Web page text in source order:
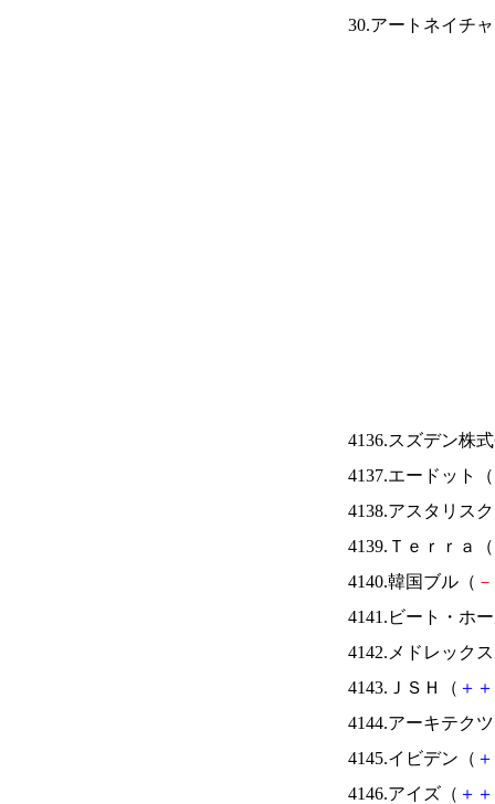
30.アートネイチ
4136.スズデン株
4137.エードット（
4138.アスタリス
4139.Ｔｅｒｒａ（
4140.韓国ブル（ －
4141.ビート・ホ
4142.メドレック
4143.ＪＳＨ（ ＋ ＋
4144.アーキテク
4145.イビデン（ ＋
4146.アイズ（ ＋ ＋